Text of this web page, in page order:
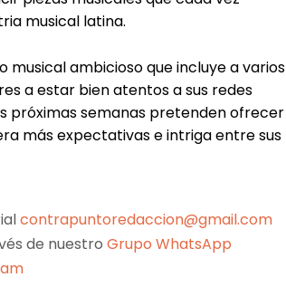
musical latina.
ambicioso que incluye a varios
a estar bien atentos a sus redes
próximas semanas pretenden ofrecer
más expectativas e intriga entre sus
contrapuntoredaccion@gmail.com
de nuestroGrupo WhatsApp